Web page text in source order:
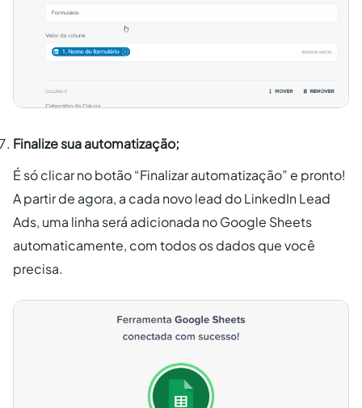
Finalize sua automatização;
É só clicar no botão “Finalizar automatização” e pronto!
A partir de agora, a cada novo lead do LinkedIn Lead
Ads, uma linha será adicionada no Google Sheets
automaticamente, com todos os dados que você
precisa.